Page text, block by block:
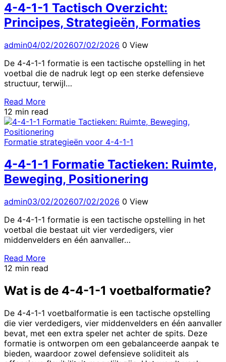
4-4-1-1 Tactisch Overzicht:
Principes, Strategieën, Formaties
admin04/02/202607/02/2026 0 View
De 4-4-1-1 formatie is een tactische opstelling in het
voetbal die de nadruk legt op een sterke defensieve
structuur, terwijl…
Read More
12 min read
Formatie strategieën voor 4-4-1-1
4-4-1-1 Formatie Tactieken: Ruimte,
Beweging, Positionering
admin03/02/202607/02/2026 0 View
De 4-4-1-1 formatie is een tactische opstelling in het
voetbal die bestaat uit vier verdedigers, vier
middenvelders en één aanvaller…
Read More
12 min read
Wat is de 4-4-1-1 voetbalformatie?
De 4-4-1-1 voetbalformatie is een tactische opstelling
die vier verdedigers, vier middenvelders en één aanvaller
bevat, met een extra speler net achter de spits. Deze
formatie is ontworpen om een gebalanceerde aanpak te
bieden, waardoor zowel defensieve soliditeit als